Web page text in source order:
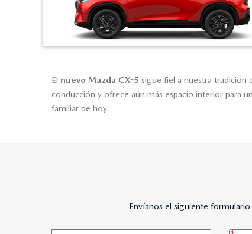
El nuevo Mazda CX-5 sigue fiel a nuestra tradición
conducción y ofrece aún más espacio interior para
familiar de hoy.
Envíanos el siguiente